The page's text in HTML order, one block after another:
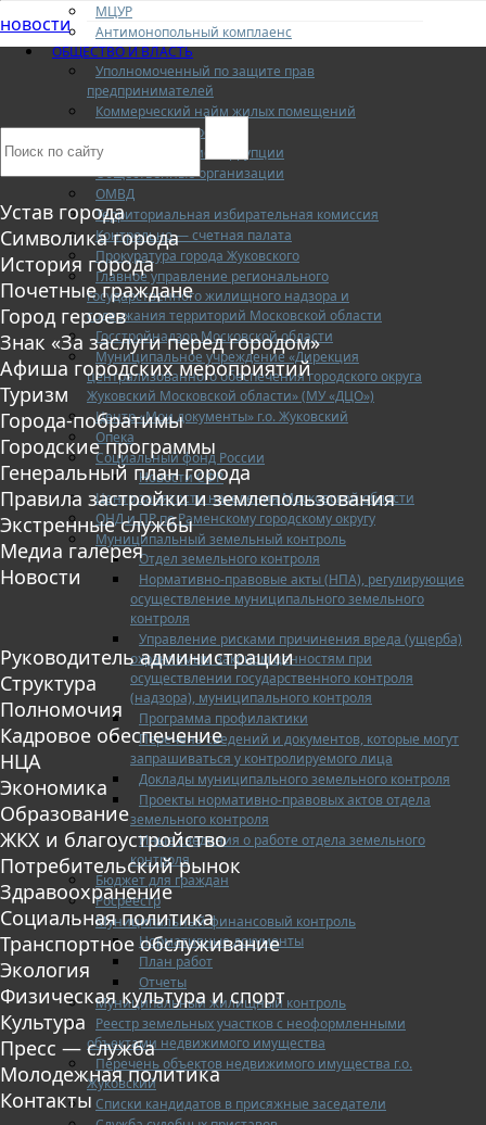
МЦУР
Антимонопольный комплаенс
ОБЩЕСТВО И ВЛАСТЬ
Уполномоченный по защите прав
предпринимателей
Коммерческий найм жилых помещений
Конкурентная среда
Противодействие коррупции
Общественные организации
ОМВД
Территориальная избирательная комиссия
Контрольно — счетная палата
Прокуратура города Жуковского
Главное управление регионального
государственного жилищного надзора и
содержания территорий Московской области
Госстройнадзор Московской области
Муниципальное учреждение «Дирекция
централизованного обеспечения городского округа
Жуковский Московской области» (МУ «ДЦО»)
Центр «Мои документы» г.о. Жуковский
Опека
Социальный фонд России
Новости СФР
Центр занятости населения Московской области
ОНД и ПР по Раменскому городскому округу
Муниципальный земельный контроль
Отдел земельного контроля
Нормативно-правовые акты (НПА), регулирующие
осуществление муниципального земельного
контроля
Управление рисками причинения вреда (ущерба)
охраняемым законом ценностям при
осуществлении государственного контроля
(надзора), муниципального контроля
Программа профилактики
Перечень сведений и документов, которые могут
запрашиваться у контролируемого лица
Доклады муниципального земельного контроля
Проекты нормативно-правовых актов отдела
земельного контроля
Иные сведения о работе отдела земельного
контроля
Бюджет для граждан
Росреестр
Муниципальный финансовый контроль
Нормативные документы
План работ
Отчеты
Муниципальный жилищный контроль
Реестр земельных участков с неоформленными
объектами недвижимого имущества
Перечень объектов недвижимого имущества г.о.
Жуковский
Списки кандидатов в присяжные заседатели
новости
Устав города
Символика города
История города
Почетные граждане
Город героев
Знак «За заслуги перед городом»
Афиша городских мероприятий
Туризм
Города-побратимы
Городские программы
Генеральный план города
Правила застройки и землепользования
Экстренные службы
Медиа галерея
Новости
Руководитель администрации
Структура
Полномочия
Кадровое обеспечение
НЦА
Экономика
Образование
ЖКХ и благоустройство
Потребительский рынок
Здравоохранение
Социальная политика
Транспортное обслуживание
Экология
Физическая культура и спорт
Культура
Пресс — служба
Молодежная политика
Контакты